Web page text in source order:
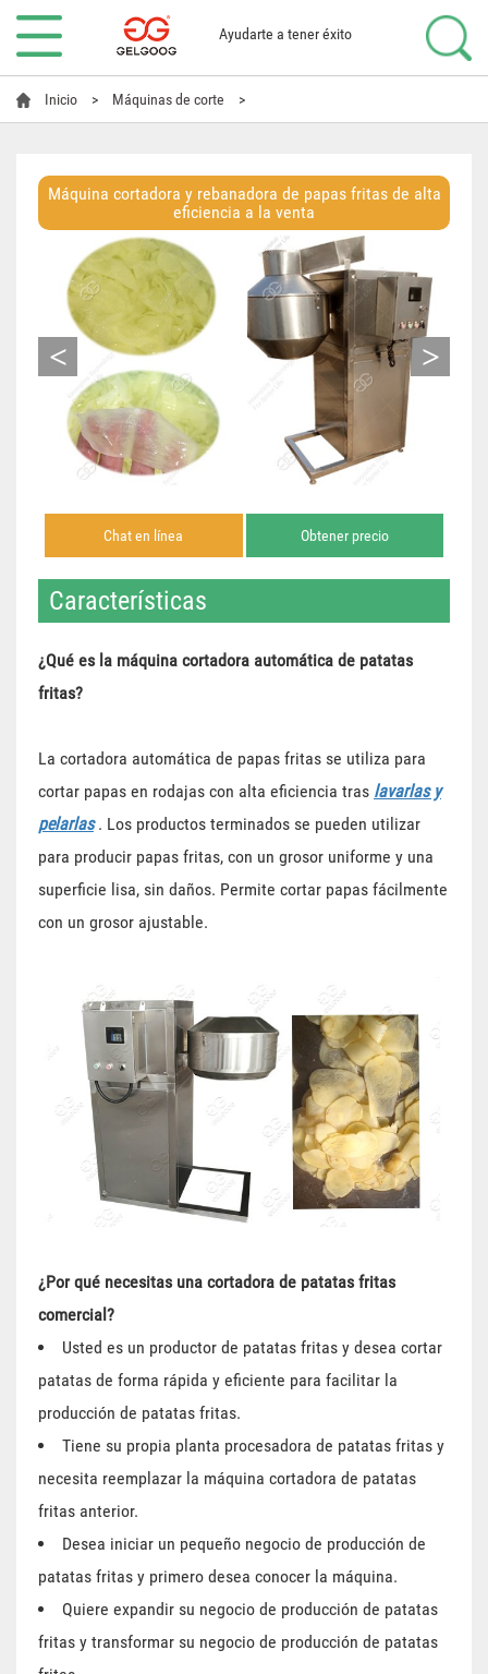
Ayudarte a tener éxito
Inicio > Máquinas de corte >
Máquina cortadora y rebanadora de papas fritas de alta
eficiencia a la venta
< >
Chat en línea Obtener precio
Características
¿Qué es la máquina cortadora automática de patatas
fritas?
La cortadora automática de papas fritas se utiliza para
cortar papas en rodajas con alta eficiencia tras lavarlas y
pelarlas. Los productos terminados se pueden utilizar
para producir papas fritas, con un grosor uniforme y una
superficie lisa, sin daños. Permite cortar papas fácilmente
con un grosor ajustable.
¿Por qué necesitas una cortadora de patatas fritas
comercial?
Usted es un productor de patatas fritas y desea cortar
patatas de forma rápida y eficiente para facilitar la
producción de patatas fritas.
Tiene su propia planta procesadora de patatas fritas y
necesita reemplazar la máquina cortadora de patatas
fritas anterior.
Desea iniciar un pequeño negocio de producción de
patatas fritas y primero desea conocer la máquina.
Quiere expandir su negocio de producción de patatas
fritas y transformar su negocio de producción de patatas